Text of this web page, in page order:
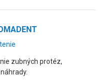
zubných protéz,